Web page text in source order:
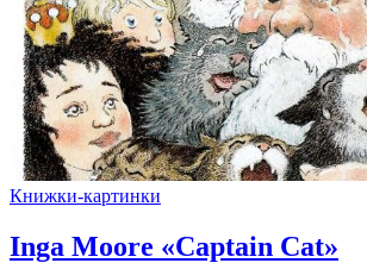
Книжки-картинки
Inga Moore «Captain Cat»